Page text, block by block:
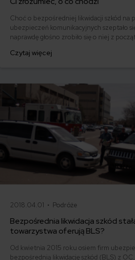
Choć o bezpośredniej likwidacji szkód na
ubezpieczeń komunikacyjnych szeptało
naprawdę głośno zrobiło się o niej z
polega? Kto na niej skorzysta a kto straci?
Czytaj więcej
2018.04.01 • Podróże
Bezpośrednia likwidacja szkód
towarzystwa oferują BLS?
Od kwietnia 2015 roku osiem firm
bezpośrednią likwidację szkód (BLS) z